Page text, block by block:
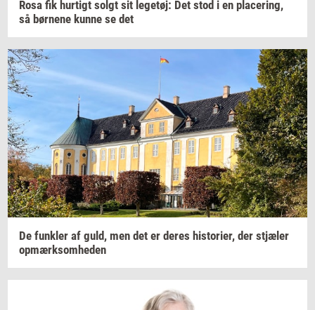
Rosa fik hur­tigt solgt sit le­ge­tøj: Det stod i en pla­ce­ring,
så bør­ne­ne kunne se det
De funk­ler af guld, men det er deres hi­sto­ri­er, der stjæ­ler
op­mærk­som­he­den